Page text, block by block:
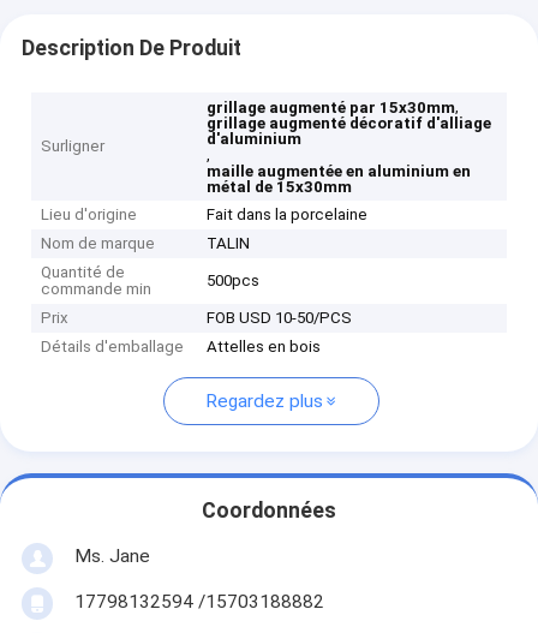
Description De Produit
Surligner
grillage augmenté par 15x30mm,
grillage augmenté décoratif d'alliage
d'aluminium
,
maille augmentée en aluminium en
métal de 15x30mm
Lieu d'origine
Fait dans la porcelaine
Nom de marque
TALIN
Quantité de
commande min
500pcs
Prix
FOB USD 10-50/PCS
Détails d'emballage
Attelles en bois
Regardez plus
Coordonnées
Ms. Jane
17798132594 /15703188882